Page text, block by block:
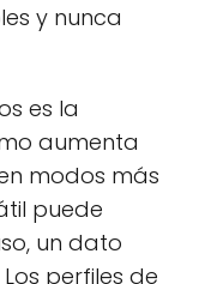
y nunca
es la
aumenta
modos más
puede
un dato
perfiles de